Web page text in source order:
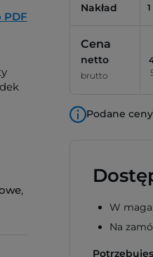
PDF
,
Nakład
Cena
netto
brutto
Podane
W
Na